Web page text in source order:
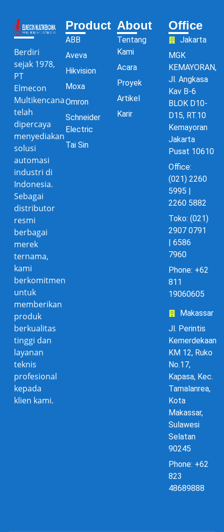
Berdiri
sejak 1978,
PT
Elmecon
Multikencana
telah
dipercaya
menyediakan
solusi
automasi
industri di
Indonesia.
Sebagai
distributor
resmi
berbagai
merek
ternama,
kami
berkomitmen
untuk
memberikan
produk
berkualitas
tinggi dan
layanan
teknis
profesional
kepada
klien kami.
Product
ABB
Aveva
Hikvision
Moxa
Omron
Schneider
Electric
Tai Sin
About
Tentang
Kami
Acara
Proyek
Artikel
Karir
Office
Jakarta
MGK
KEMAYORAN,
Jl. Angkasa
Kav B-6
BLOK D10-
D15, RT.10
Kemayoran
Jakarta
Pusat 10610
Office:
(021) 2260
5995 |
2260 5882
Toko: (021)
2907 0791
| 6586
7960
Phone: +62
811
19060605
Makassar
Jl. Perintis
Kemerdekaan
KM 12, Ruko
No.17,
Kapasa, Kec.
Tamalanrea,
Kota
Makassar,
Sulawesi
Selatan
90245
Phone: +62
823
48689888